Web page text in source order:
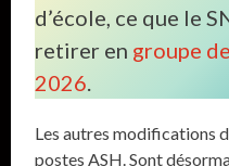
d’école, ce que le
retirer en groupe
2026.
Les autres modifications
postes ASH. Sont